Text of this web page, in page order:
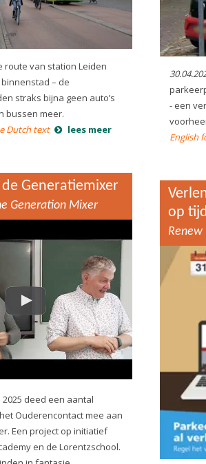
route van station Leiden
– de
straks bijna geen auto’s
bussen meer.
Dutch text
lees meer
- een
English
de Generatiemixer
Generation Mixer
2025 deed een aantal
Ouderencontact mee aan
Een project op initiatief
en de Lorentzschool.
op tijd